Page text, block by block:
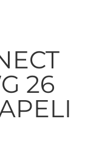
26